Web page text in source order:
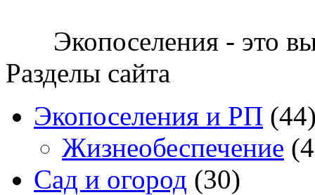
Экопоселения - это
Разделы сайта
Экопоселения и РП
Жизнеобеспечение
Сад и огород (30)